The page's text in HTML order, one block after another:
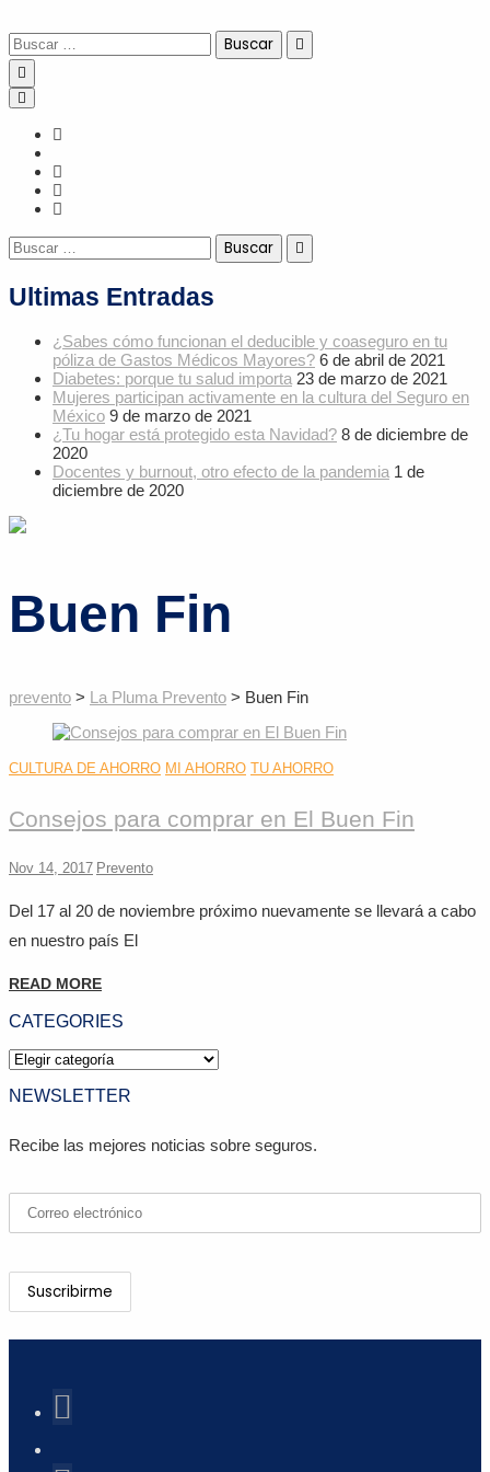
Skip
to
content
Buscar:
Buscar:
Ultimas Entradas
¿Sabes cómo funcionan el deducible y coaseguro en tu
póliza de Gastos Médicos Mayores? 6 de abril de 2021
Diabetes: porque tu salud importa 23 de marzo de 2021
Mujeres participan activamente en la cultura del Seguro en
México 9 de marzo de 2021
¿Tu hogar está protegido esta Navidad? 8 de diciembre de
2020
Docentes y burnout, otro efecto de la pandemia 1 de
diciembre de 2020
Buen Fin
prevento > La Pluma Prevento > Buen Fin
CULTURA DE AHORRO MI AHORRO TU AHORRO
Consejos para comprar en El Buen Fin
Nov 14, 2017 Prevento
Del 17 al 20 de noviembre próximo nuevamente se llevará a cabo
en nuestro país El
READ MORE
CATEGORIES
Categories
NEWSLETTER
Recibe las mejores noticias sobre seguros.